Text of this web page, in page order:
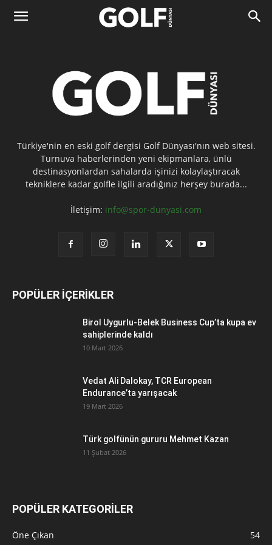
Türkiye'nin en eski golf dergisi Golf Dünyası'nın web sitesi.
Turnuva haberlerinden yeni ekipmanlara, ünlü
destinasyonlardan sahalarda işinizi kolaylaştıracak
tekniklere kadar golfle ilgili aradığınız herşey burada...
İletişim: info@spor-dunyasi.com
POPÜLER İÇERİKLER
Birol Uygurlu-Belek Business Cup’ta kupa ev
sahiplerinde kaldı
10 Mart 2026
Vedat Ali Dalokay, TCR European
Endurance’ta yarışacak
19 Mart 2026
Türk golfünün gururu Mehmet Kazan
11 Şubat 2026
POPÜLER KATEGORİLER
Öne Çıkan 54